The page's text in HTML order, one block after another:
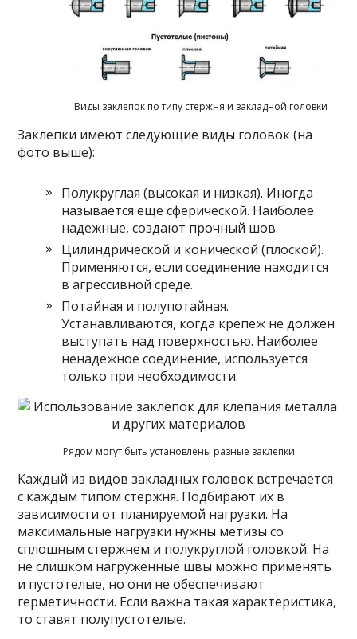
Виды заклепок по типу стержня и закладной головки
Заклепки имеют следующие виды головок (на
фото выше):
Полукруглая (высокая и низкая). Иногда
называется еще сферической. Наиболее
надежные, создают прочный шов.
Цилиндрической и конической (плоской).
Применяются, если соединение находится
в агрессивной среде.
Потайная и полупотайная.
Устанавливаются, когда крепеж не должен
выступать над поверхностью. Наиболее
ненадежное соединение, используется
только при необходимости.
Рядом могут быть установлены разные заклепки
Каждый из видов закладных головок встречается
с каждым типом стержня. Подбирают их в
зависимости от планируемой нагрузки. На
максимальные нагрузки нужны метизы со
сплошным стержнем и полукруглой головкой. На
не слишком нагруженные швы можно применять
и пустотелые, но они не обеспечивают
герметичности. Если важна такая характеристика,
то ставят полупустотелые.